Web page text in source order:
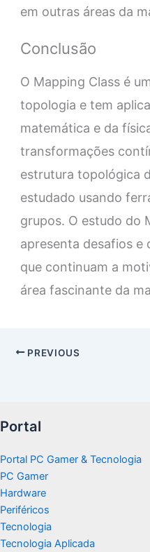
em outras áreas da
Conclusão
O Mapping Class é
topologia e tem
matemática e da
transformações
estrutura topológica
estudado usando
grupos. O estudo do
apresenta desafios e
que continuam a
área fascinante da
PREVIOUS
Portal
Portal PC Gamer & Tecnologia
PC Gamer
Hardware
Periféricos
Tecnologia
Tecnologia Aplicada